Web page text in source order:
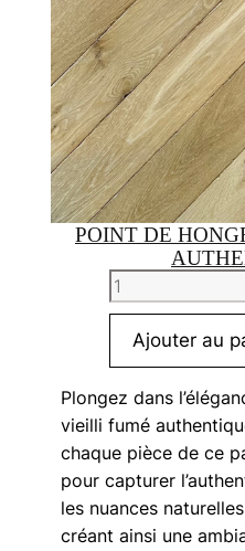
POINT DE
quantité
de
Point
de
Hongrie
vieilli
fumé
authentique
Ajouter au
Plongez dans
vieilli fumé
chaque pièce de ce
pour capturer
les nuances
créant ainsi une